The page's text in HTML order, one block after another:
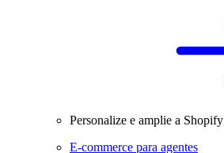
Personalize e amplie a Shopify
E-commerce para agentes